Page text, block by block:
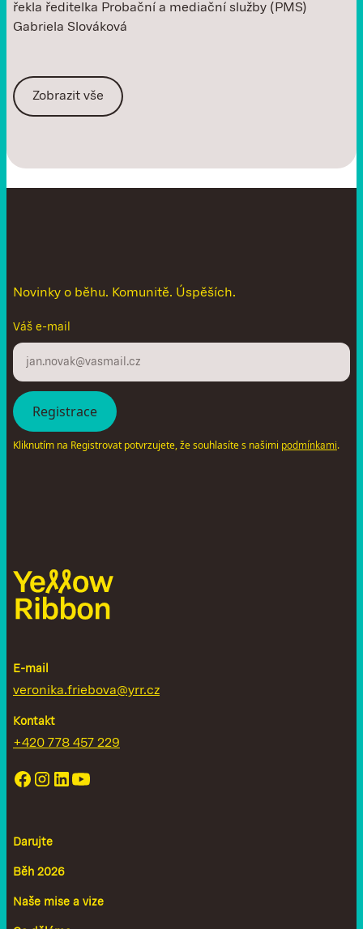
řekla ředitelka Probační a mediační služby (PMS)
Gabriela Slováková
Zobrazit vše
Nenechte si utéct n
Novinky o běhu. Komunitě. Úspěších.
Váš e-mail
Kliknutím na Registrovat potvrzujete, že souhlasíte s našimi podmínkami.
E-mail
veronika.friebova@yrr.cz
Kontakt
+420 778 457 229
Darujte
Běh 2026
Naše mise a vize